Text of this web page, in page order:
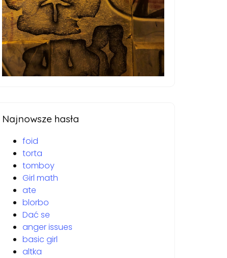
Najnowsze hasła
foid
torta
tomboy
Girl math
ate
blorbo
Dać se
anger issues
basic girl
altka